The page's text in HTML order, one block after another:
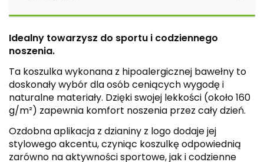
Idealny towarzysz do sportu i codziennego
noszenia.
Ta koszulka wykonana z hipoalergicznej bawełny to
doskonały wybór dla osób ceniących wygodę i
naturalne materiały. Dzięki swojej lekkości (około 160
g/m²) zapewnia komfort noszenia przez cały dzień.
Ozdobna aplikacja z dzianiny z logo dodaje jej
stylowego akcentu, czyniąc koszulkę odpowiednią
zarówno na aktywności sportowe, jak i codzienne